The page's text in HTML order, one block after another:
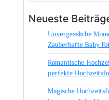
Neueste
Unvergessliche
Zauberhafte Baby
Romantische
perfekte
Magische